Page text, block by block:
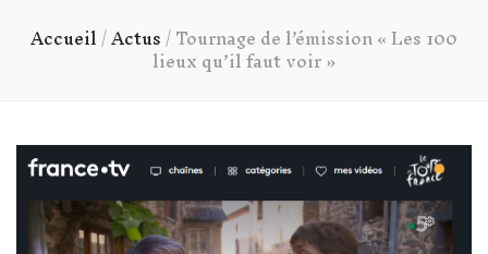
Accueil/Actus/Tournage de l’émission « Les 100
lieux qu’il faut voir »